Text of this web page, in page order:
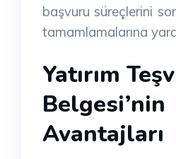
başvuru süreçlerini
tamamlamalarına
Yatırım
Belgesi’nin
Avantajları